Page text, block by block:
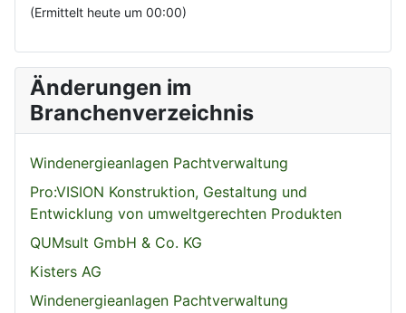
(Ermittelt heute um 00:00)
Änderungen im
Branchenverzeichnis
Windenergieanlagen Pachtverwaltung
Pro:VISION Konstruktion, Gestaltung und
Entwicklung von umweltgerechten Produkten
QUMsult GmbH & Co. KG
Kisters AG
Windenergieanlagen Pachtverwaltung